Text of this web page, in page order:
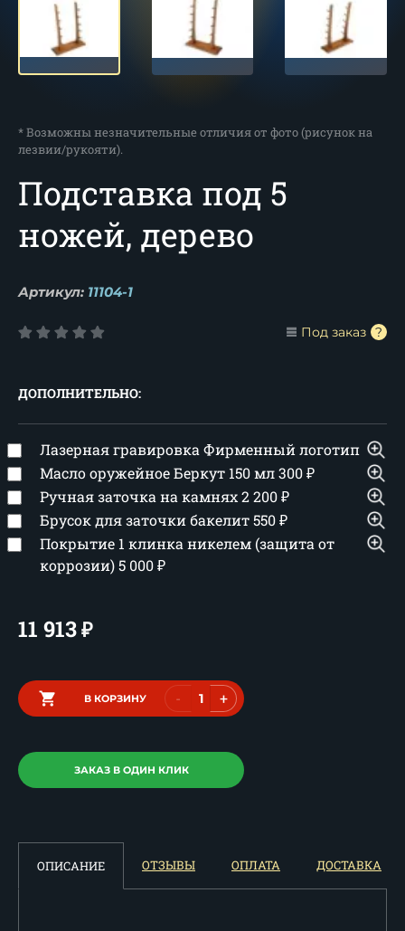
* Возможны незначительные отличия от фото (рисунок на
лезвии/рукояти).
Подставка под 5
ножей, дерево
Артикул: 11104-1
Под заказ
ДОПОЛНИТЕЛЬНО:
Лазерная гравировка Фирменный логотип
Масло оружейное Беркут 150 мл300₽
Ручная заточка на камнях2 200₽
Брусок для заточки бакелит550₽
Покрытие 1 клинка никелем (защита от
коррозии)5 000₽
11 913₽
В КОРЗИНУ - +
ЗАКАЗ В ОДИН КЛИК
ОПИСАНИЕ ОТЗЫВЫ ОПЛАТА ДОСТАВКА